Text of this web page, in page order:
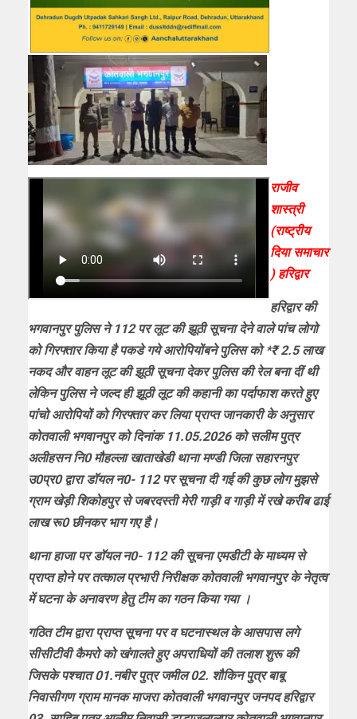
राजीव
शास्त्री
(राष्ट्रीय
दिया समाचार
) हरिद्वार
हरिद्वार की
भगवानपुर पुलिस ने112 पर लूट की झूठी सूचना देने वाले पांच लोगो
को गिरफ्तार किया है पकडे गये आरोपियोंबने पुलिस को*₹ 2.5 लाख
नकद और वाहन लूट की झूठी सूचना देकर पुलिस की रेल बना दीं थी
लेकिन पुलिस ने जल्द ही झूठी लूट की कहानी का पर्दाफाश करते हुए
पांचो आरोपियों को गिरफ्तार कर लिया प्राप्त जानकारी के अनुसार
कोतवाली भगवानपुर को दिनांक 11.05.2026 को सलीम पुत्र
अलीहसन नि0 मौहल्ला खाताखेडी थाना मण्डी जिला सहारनपुर
उ0प्र0 द्वारा डॉयल न0- 112 पर सूचना दी गई की कुछ लोग मुझसे
ग्राम खेड़ी शिकोहपुर से जबरदस्ती मेरी गाड़ी व गाड़ी में रखे करीब ढाई
लाख रू0 छीनकर भाग गए है।
थाना हाजा पर डॉयल न0- 112 की सूचना एमडीटी के माध्यम से
प्राप्त होने पर तत्काल प्रभारी निरीक्षक कोतवाली भगवानपुर के नेतृत्व
में घटना के अनावरण हेतु टीम का गठन किया गया ।
गठित टीम द्वारा प्राप्त सूचना पर व घटनास्थल के आसपास लगे
सीसीटीवी कैमरो को खंगालते हुए अपराधियों की तलाश शुरू की
जिसके पश्चात 01.नबीर पुत्र जमील 02. शौकिन पुत्र बाबू
निवासीगण ग्राम मानक माजरा कोतवाली भगवानपुर जनपद हरिद्वार